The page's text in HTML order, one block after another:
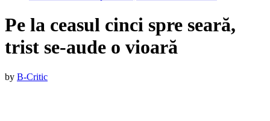
Pe la ceasul cinci spre seară,
trist se-aude o vioară
Published
by B-Critic